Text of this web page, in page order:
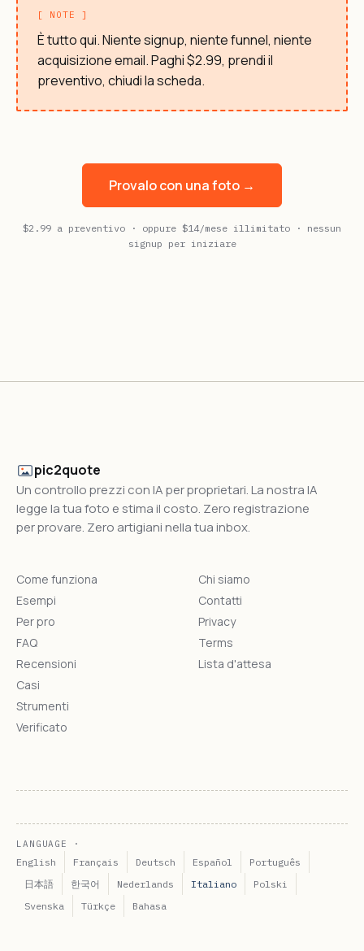
[ NOTE ]
È tutto qui. Niente signup, niente funnel, niente
acquisizione email. Paghi $2.99, prendi il
preventivo, chiudi la scheda.
Provalo con una foto →
$2.99 a preventivo · oppure $14/mese illimitato · nessun
signup per iniziare
pic2quote
Un controllo prezzi con IA per proprietari. La nostra IA
legge la tua foto e stima il costo. Zero registrazione
per provare. Zero artigiani nella tua inbox.
Come funziona
Esempi
Per pro
FAQ
Recensioni
Casi
Strumenti
Verificato
Chi siamo
Contatti
Privacy
Terms
Lista d'attesa
LANGUAGE ·
English Français Deutsch Español
Português
日本語
한국어 Nederlands Italiano
Polski
Svenska
Türkçe Bahasa